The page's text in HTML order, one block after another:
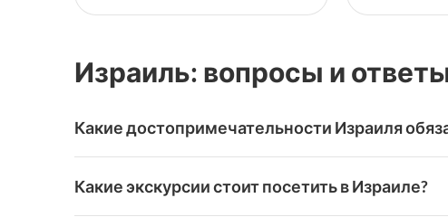
Израиль: вопросы и
Какие достопримечательности Израиля
Исследуйте их с помощью популярных экскурсий:
Какие экскурсии стоит посетить в Израиле?